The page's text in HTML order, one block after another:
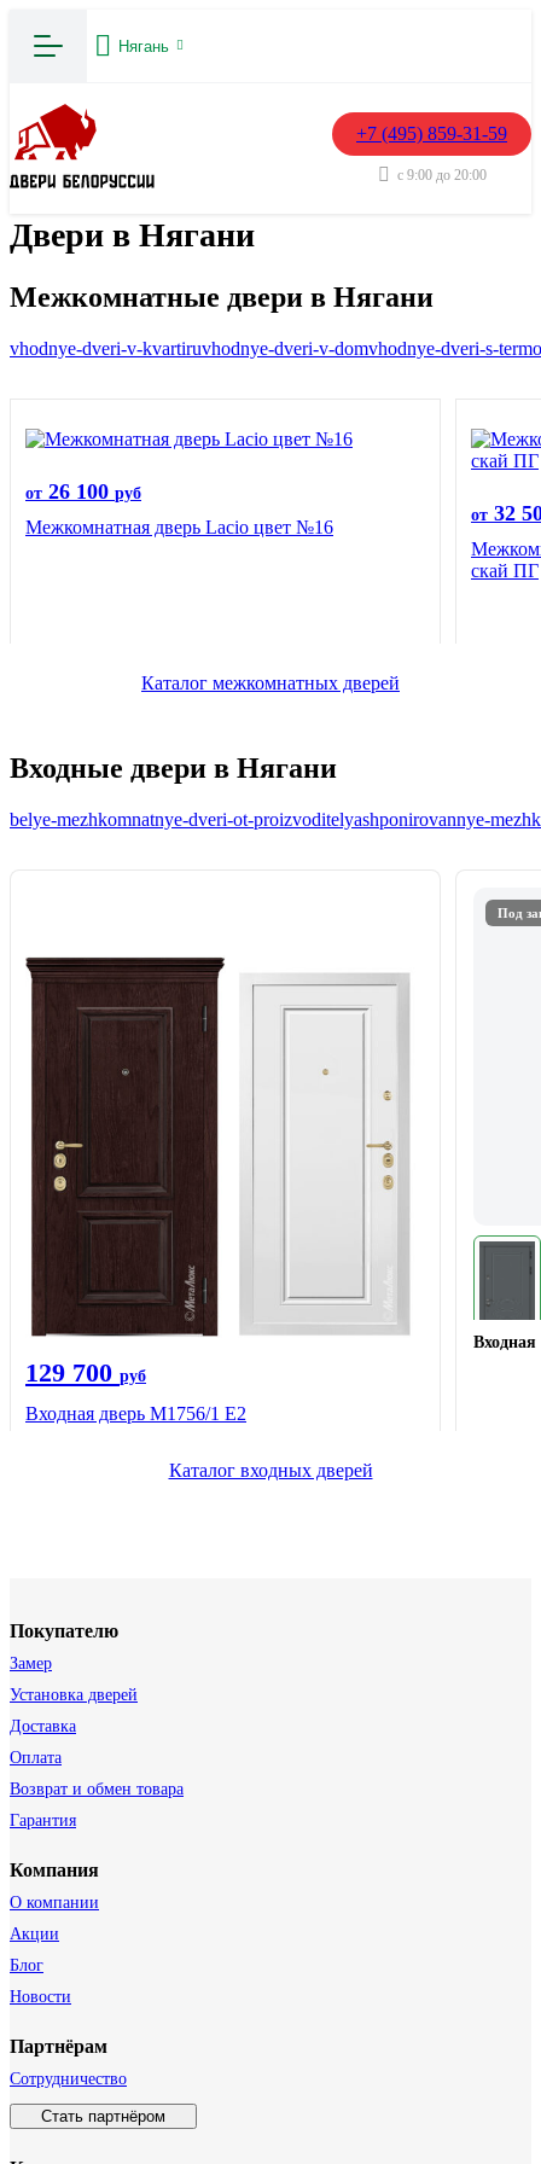
Нягань
+7 (495) 859-31-59
с 9:00 до 20:00
Двери в Нягани
Межкомнатные двери в Нягани
vhodnye-dveri-v-kvartiruvhodnye-dveri-v-domvhodnye-dveri-s-
от 26 100 руб
Межкомнатная дверь Lacio цвет №16
от 32
скай ПГ
Каталог межкомнатных дверей
Входные двери в Нягани
belye-mezhkomnatnye-dveri-ot-proizvoditelyashponirovannye-
129 700 руб
Входная дверь М1756/1 Е2
Под
Каталог входных дверей
Покупателю
Замер
Установка дверей
Доставка
Оплата
Возврат и обмен товара
Гарантия
Компания
О компании
Акции
Блог
Новости
Партнёрам
Сотрудничество
Стать партнёром